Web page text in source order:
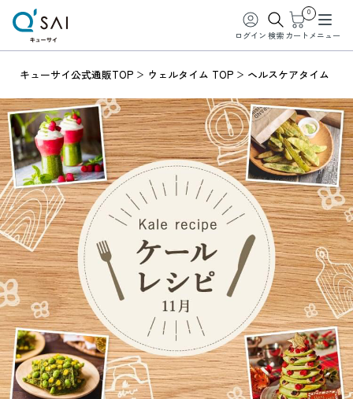
ログイン 検索
0
カート メニュー
キューサイ公式通販TOP ウェルタイム TOP ヘルスケアタイム